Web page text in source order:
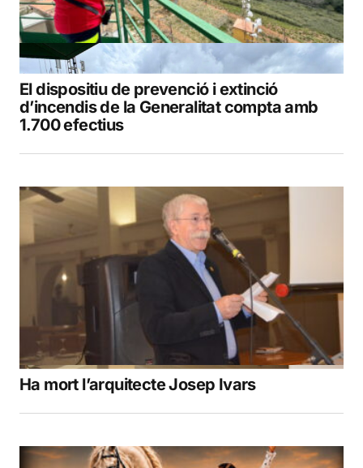
El dispositiu de prevenció i extinció
d’incendis de la Generalitat compta amb
1.700 efectius
Ha mort l’arquitecte Josep Ivars